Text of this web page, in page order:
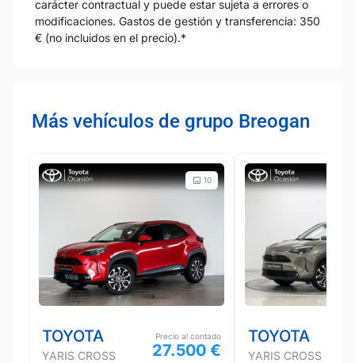
carácter contractual y puede estar sujeta a errores o
modificaciones. Gastos de gestión y transferencia: 350
€ (no incluidos en el precio).*
Más vehículos de grupo Breogan
10
TOYOTA
YARIS CROSS
Precio al contado
27.500 €
TOYOTA
YARIS CROSS